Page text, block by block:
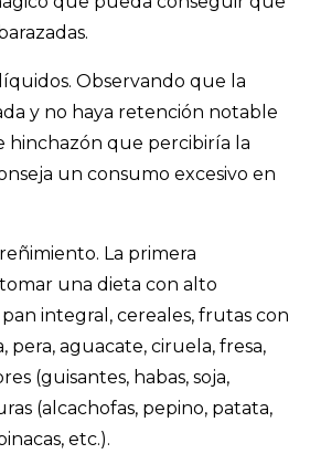
Observando que la
y no haya retención notable
hinchazón que percibiría la
un consumo excesivo en
La primera
una dieta con alto
integral, cereales, frutas con
pera, aguacate, ciruela, fresa,
(guisantes, habas, soja,
(alcachofas, pepino, patata,
etc.).